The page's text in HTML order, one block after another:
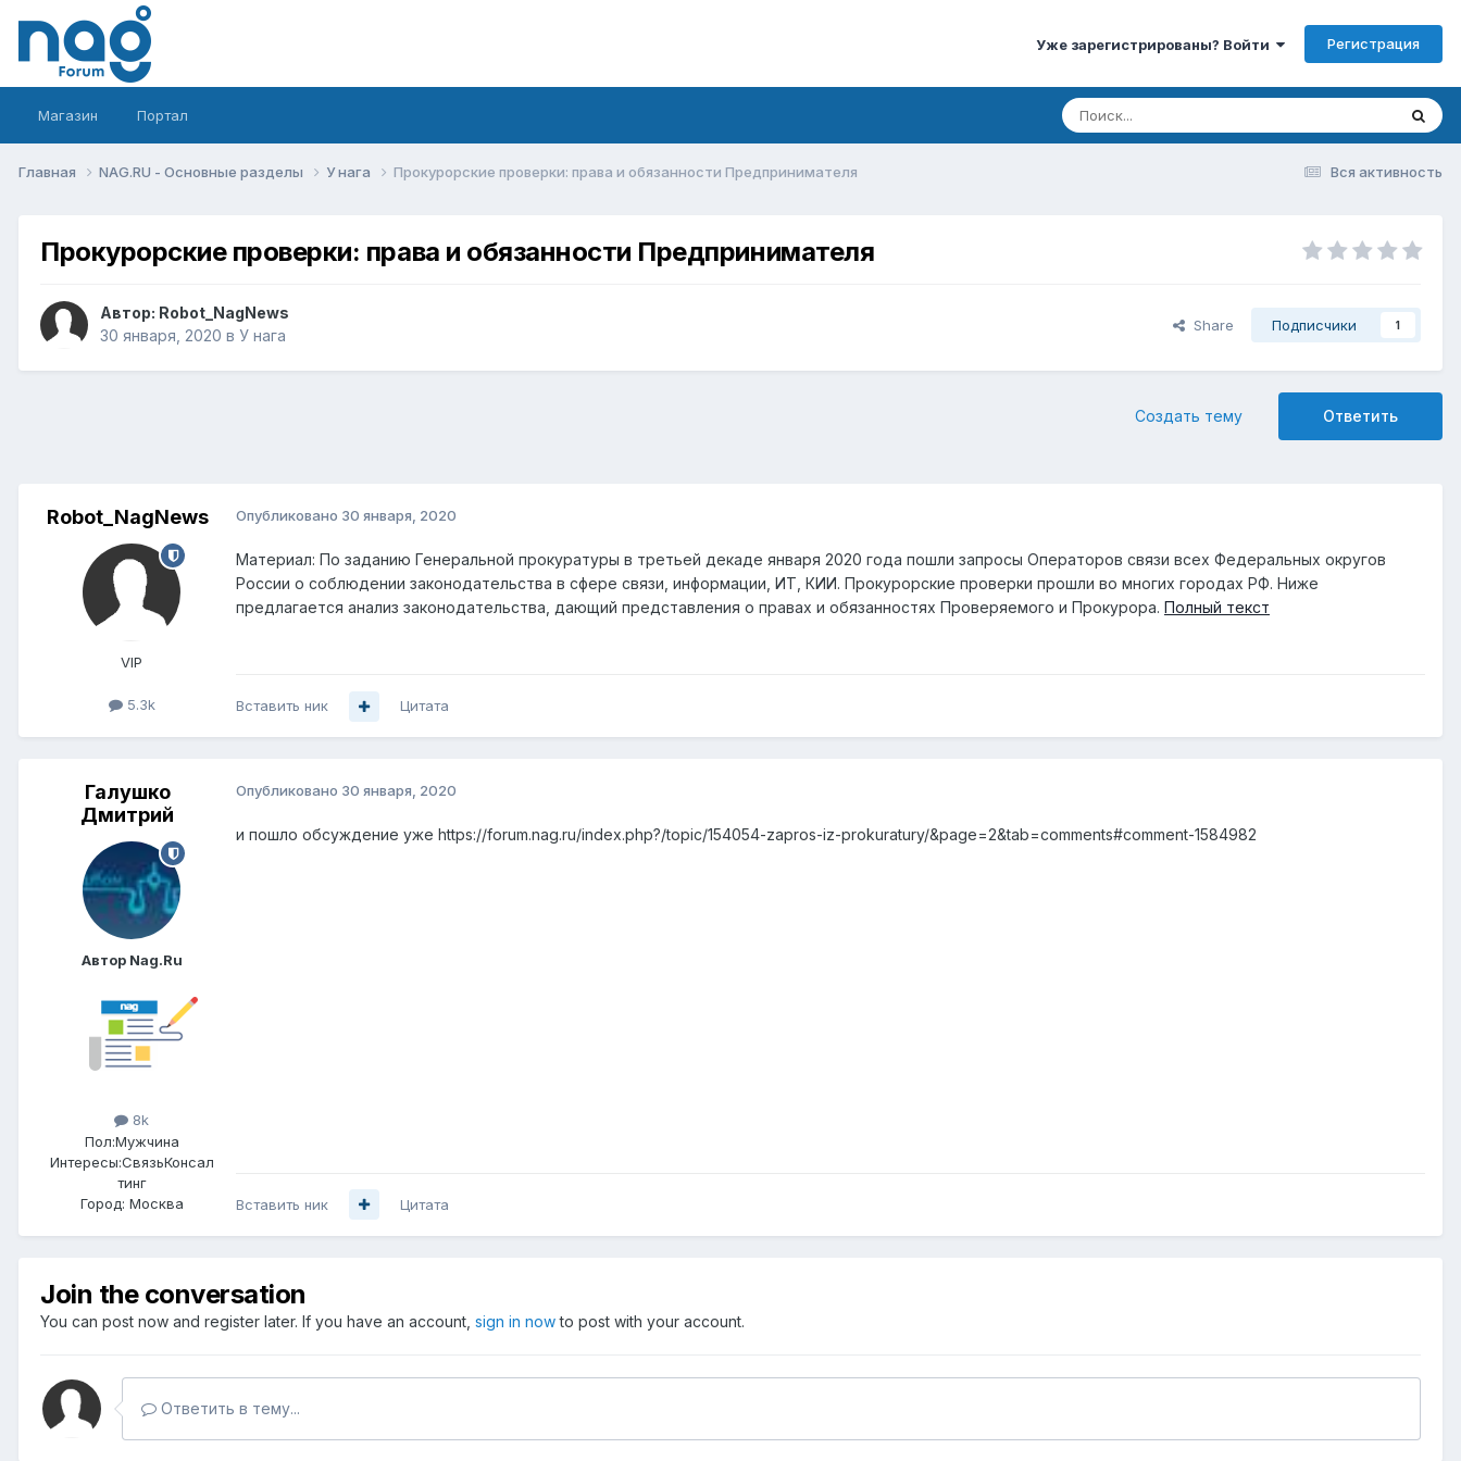
Уже зарегистрированы? Войти Регистрация
Магазин Портал
Вся активность
Главная NAG.RU - Основные разделы У нага Прокурорские проверки: права и обязанности Предпринимателя
Прокурорские проверки: права и обязанности Предпринимателя
Автор: Robot_NagNews
30 января, 2020 в У нага
Share Подписчики 1
Ответить
Создать тему
Robot_NagNews
VIP
5.3k
Опубликовано 30 января, 2020
Материал: По заданию Генеральной прокуратуры в третьей декаде января 2020 года пошли запросы Операторов связи всех Федеральных округов
России о соблюдении законодательства в сфере связи, информации, ИТ, КИИ. Прокурорские проверки прошли во многих городах РФ. Ниже
предлагается анализ законодательства, дающий представления о правах и обязанностях Проверяемого и Прокурора. Полный текст
Вставить ник Цитата
Галушко
Дмитрий
Автор Nag.Ru
8k
Пол:Мужчина
Интересы:СвязьКонсал
тинг
Город: Москва
Опубликовано 30 января, 2020
и пошло обсуждение уже https://forum.nag.ru/index.php?/topic/154054-zapros-iz-prokuratury/&page=2&tab=comments#comment-1584982
Вставить ник Цитата
Join the conversation
You can post now and register later. If you have an account, sign in nowto post with your account.
Ответить в тему...